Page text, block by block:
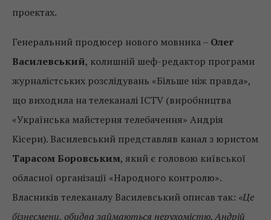
проектах.
Генеральний продюсер нового мовника – Олег
Василевський, колишній шеф-редактор програми
журналістських розслідувань «Більше ніж правда»,
що виходила на телеканалі ICTV (виробництва
«Українська майстерня телебачення» Андрія
Кісери). Василевський представляв канал з юристом
Тарасом Боровським, який є головою київської
обласної організації «Народного контролю».
Власників телеканалу Василевський описав так: «Це
бізнесмени, обидва займаються нерухомістю. Андрій